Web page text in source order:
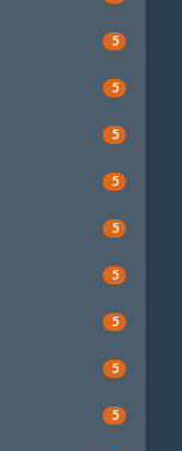
5
5
5
5
5
5
5
5
5